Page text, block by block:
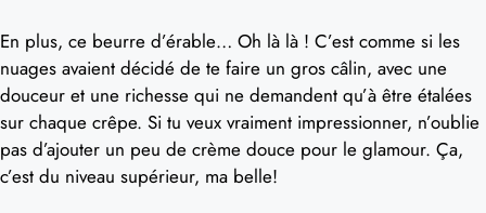
En plus, ce beurre d’érable… Oh là là ! C’est comme si les
nuages avaient décidé de te faire un gros câlin, avec une
douceur et une richesse qui ne demandent qu’à être étalées
sur chaque crêpe. Si tu veux vraiment impressionner, n’oublie
pas d’ajouter un peu de crème douce pour le glamour. Ça,
c’est du niveau supérieur, ma belle!